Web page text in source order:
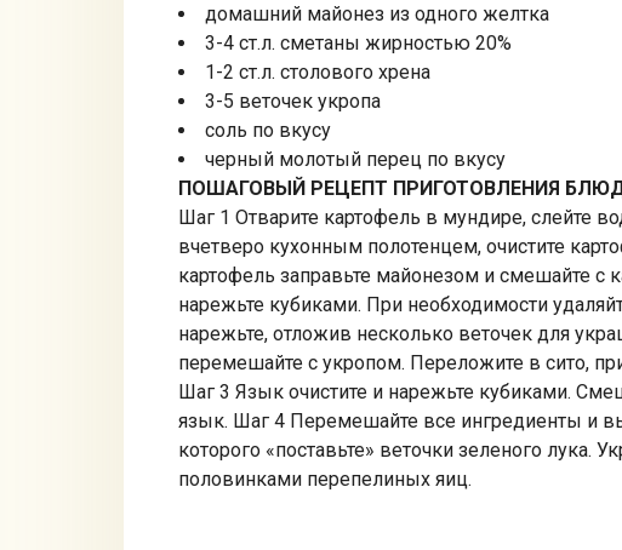
домашний майонез из одного желтка
3-4 ст.л. сметаны жирностью 20%
1-2 ст.л. столового хрена
3-5 веточек укропа
соль по вкусу
черный молотый перец по вкусу
ПОШАГОВЫЙ РЕЦЕПТ ПРИГОТОВЛЕНИЯ
Шаг 1 Отварите картофель в мундире, слейте
вчетверо кухонным полотенцем, очистите
картофель заправьте майонезом и смешайте с
нарежьте кубиками. При необходимости
нарежьте, отложив несколько веточек для
перемешайте с укропом. Переложите в сито,
Шаг 3 Язык очистите и нарежьте кубиками.
язык. Шаг 4 Перемешайте все ингредиенты и
которого «поставьте» веточки зеленого лука.
половинками перепелиных яиц.